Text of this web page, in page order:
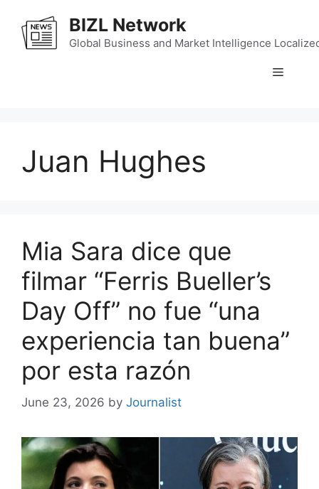
content
BIZL Network
Global Business and Market Intelligence
Menu
Juan Hughes
Mia Sara dice que
filmar “Ferris Bueller’s
Day Off” no fue “una
experiencia tan buena”
por esta razón
June 23, 2026 by Journalist